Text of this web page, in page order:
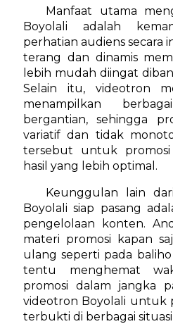
Manfaat utama
Boyolali adalah
perhatian audiens secara
terang dan dinamis
lebih mudah diingat
Selain itu, videotron
menampilkan
bergantian, sehingga
variatif dan tidak
tersebut untuk promosi
hasil yang lebih optimal.
Keunggulan lain
Boyolali siap pasang
pengelolaan konten.
materi promosi kapan
ulang seperti pada
tentu menghemat
promosi dalam jangka
videotron Boyolali untuk
terbukti di berbagai